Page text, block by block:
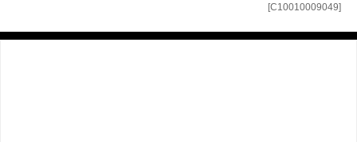
[C10010009049]